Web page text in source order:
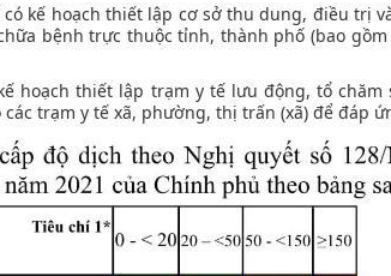
kế hoạch thiết lập cơ sở thu dung, điều trị
bệnh trực thuộc tỉnh, thành phố (bao
hoạch thiết lập trạm y tế lưu động, tổ chăm
trạm y tế xã, phường, thị trấn (xã) để đáp